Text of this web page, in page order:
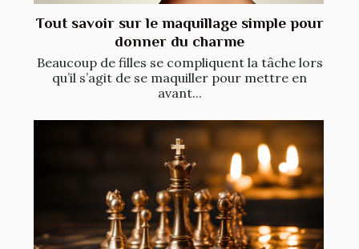
Tout savoir sur le maquillage simple pour
donner du charme
Beaucoup de filles se compliquent la tâche lors
qu’il s’agit de se maquiller pour mettre en
avant...